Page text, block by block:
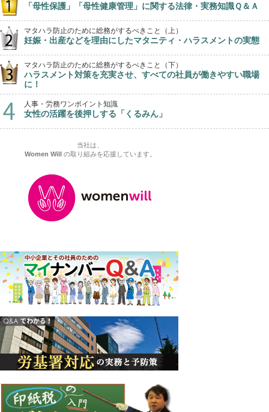
「母性保護」「母性健康管理」に関する法律・実務知識Ｑ＆Ａ
マタハラ防止のために総務がするべきこと（上）
妊娠・出産などを理由にしたマタニティ・ハラスメントの実態
マタハラ防止のために総務がするべきこと（下）
ハラスメント対策を充実させ、すべての社員が働きやすい職場
に！
人事・労務ワンポイント知識
女性の活躍を後押しする「くるみん」
当社は、
Women Will
の取り組みを応援しています。